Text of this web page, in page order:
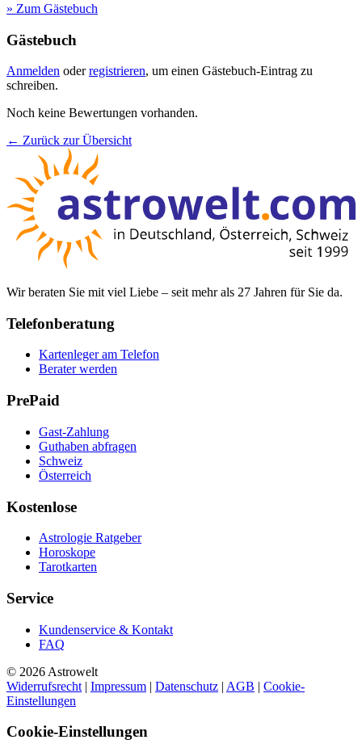
» Zum Gästebuch
Gästebuch
Anmelden oderregistrieren, um einen Gästebuch-Eintrag zu
schreiben.
Noch keine Bewertungen vorhanden.
← Zurück zur Übersicht
Wir beraten Sie mit viel Liebe – seit mehr als 27 Jahren für Sie da.
Telefonberatung
Kartenleger am Telefon
Berater werden
PrePaid
Gast-Zahlung
Guthaben abfragen
Schweiz
Österreich
Kostenlose
Astrologie Ratgeber
Horoskope
Tarotkarten
Service
Kundenservice & Kontakt
FAQ
© 2026 Astrowelt
Widerrufsrecht | Impressum | Datenschutz | AGB | Cookie-
Einstellungen
Cookie-Einstellungen